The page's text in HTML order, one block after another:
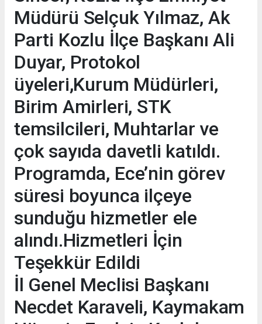
Müdürü Selçuk Yılmaz, Ak
Parti Kozlu İlçe Başkanı Ali
Duyar, Protokol
üyeleri,Kurum Müdürleri,
Birim Amirleri, STK
temsilcileri, Muhtarlar ve
çok sayıda davetli katıldı.
Programda, Ece’nin görev
süresi boyunca ilçeye
sunduğu hizmetler ele
alındı.Hizmetleri İçin
Teşekkür Edildi
İl Genel Meclisi Başkanı
Necdet Karaveli, Kaymakam